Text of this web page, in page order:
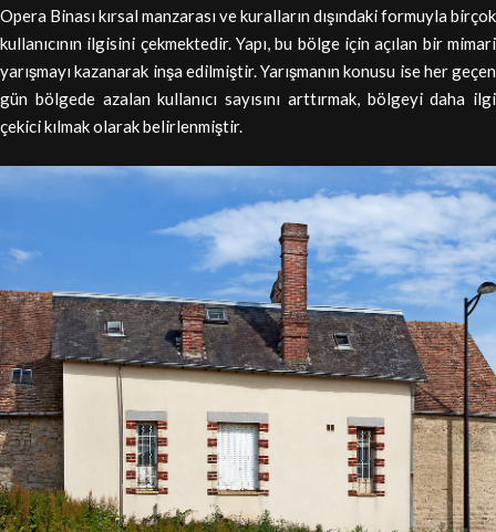
Opera Binası kırsal manzarası ve kuralların dışındaki formuyla birçok
kullanıcının ilgisini çekmektedir. Yapı, bu bölge için açılan bir mimari
yarışmayı kazanarak inşa edilmiştir. Yarışmanın konusu ise her geçen
gün bölgede azalan kullanıcı sayısını arttırmak, bölgeyi daha ilgi
çekici kılmak olarak belirlenmiştir.